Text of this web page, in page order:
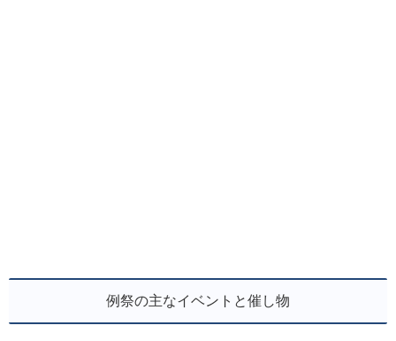
例祭の主なイベントと催し物